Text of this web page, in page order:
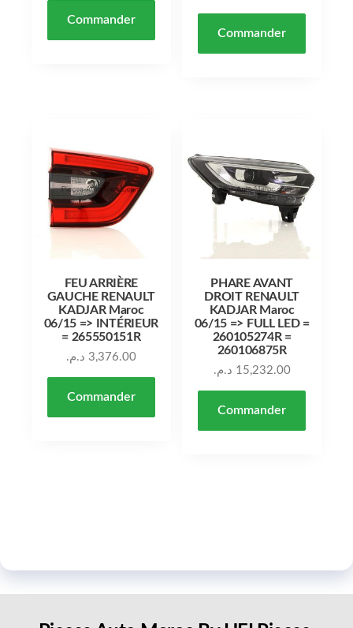
Commander
Commander
FEU ARRIÈRE
GAUCHE RENAULT
KADJAR Maroc
06/15 => INTÉRIEUR
= 265550151R
3,376.00 د.م.
Commander
PHARE AVANT
DROIT RENAULT
KADJAR Maroc
06/15 => FULL LED =
260105274R =
260106875R
15,232.00 د.م.
Commander